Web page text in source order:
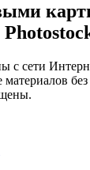
с сети